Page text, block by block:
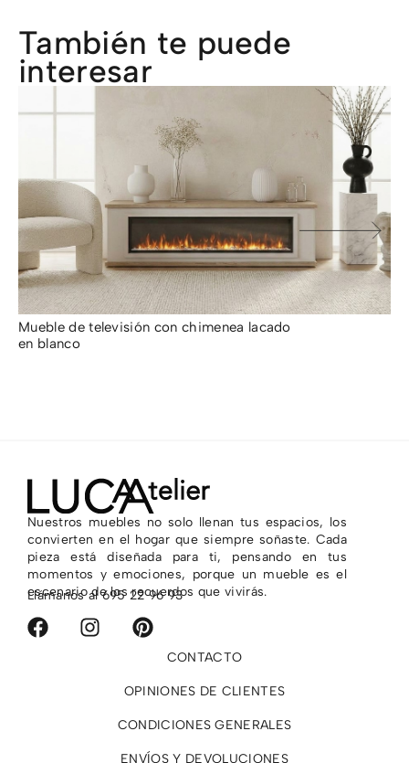
También te puede
interesar
Mueble de televisión con chimenea lacado
en blanco
Nuestros muebles no solo llenan tus espacios, los
convierten en el hogar que siempre soñaste. Cada
pieza está diseñada para ti, pensando en tus
momentos y emociones, porque un mueble es el
escenario de los recuerdos que vivirás.
Llámanos al695 22 96 93
CONTACTO
OPINIONES DE CLIENTES
CONDICIONES GENERALES
ENVÍOS Y DEVOLUCIONES